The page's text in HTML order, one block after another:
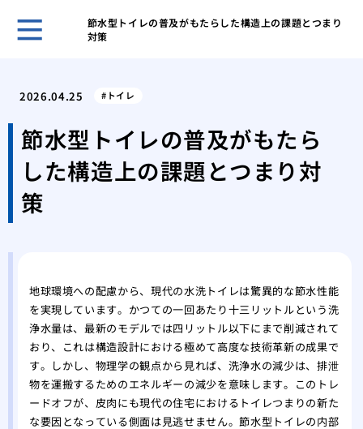
節水型トイレの普及がもたらした構造上の課題とつまり
対策
天
コ
失
と
2026.04.25 トイレ
節水型トイレの普及がもたら
した構造上の課題とつまり対
策
地球環境への配慮から、現代の水洗トイレは驚異的な節水性能
を実現しています。かつての一回あたり十三リットルという洗
浄水量は、最新のモデルでは四リットル以下にまで削減されて
おり、これは構造設計における極めて高度な技術革新の成果で
す。しかし、物理学の観点から見れば、洗浄水の減少は、排泄
物を運搬するためのエネルギーの減少を意味します。このトレ
ードオフが、皮肉にも現代の住宅におけるトイレつまりの新た
な要因となっている側面は見逃せません。節水型トイレの内部